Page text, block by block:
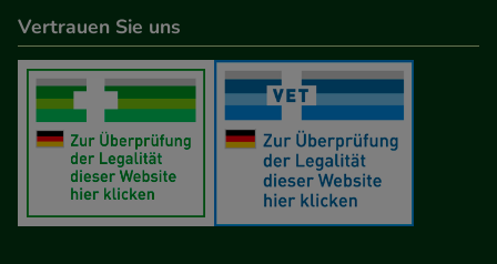
Vertrauen Sie uns